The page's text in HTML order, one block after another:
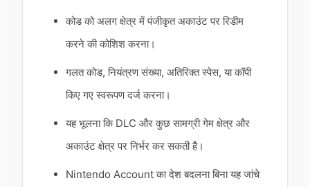
कोड को अलग क्षेत्र में पंजीकृत अकाउंट पर रिडीम
करने की कोशिश करना।
गलत कोड, नियंत्रण संख्या, अतिरिक्त स्पेस, या कॉपी
किए गए स्वरूपण दर्ज करना।
यह भूलना कि DLC और कुछ सामग्री गेम क्षेत्र और
अकाउंट क्षेत्र पर निर्भर कर सकती है।
Nintendo Account का देश बदलना बिना यह जांचे